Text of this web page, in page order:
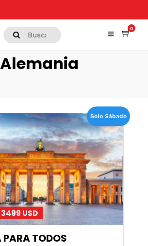
0
Alemania
Solo Sábado
3499 USD
PARA TODOS